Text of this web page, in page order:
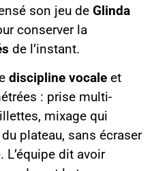
son jeu de Glinda
conserver la
de l’instant.
discipline vocale et
: prise multi-
mixage qui
du plateau, sans écraser
L’équipe dit avoir